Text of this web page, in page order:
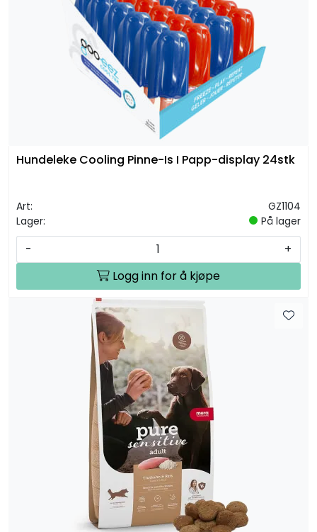
Hundeleke Cooling Pinne-Is I Papp-display 24stk
Art:
GZ1104
Lager:
På lager
-
+
Logg inn for å kjøpe